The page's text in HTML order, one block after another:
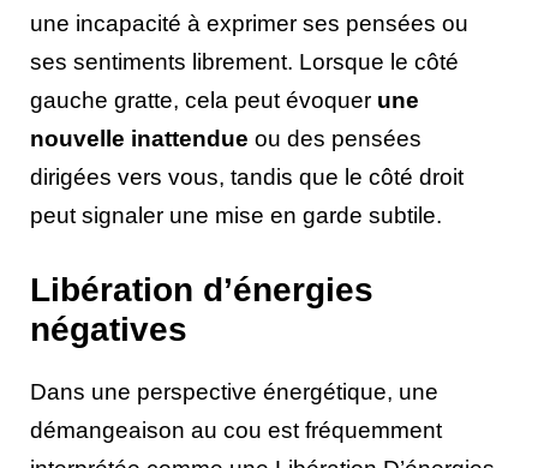
une incapacité à exprimer ses pensées ou
ses sentiments librement. Lorsque le côté
gauche gratte, cela peut évoquer une
nouvelle inattendue ou des pensées
dirigées vers vous, tandis que le côté droit
peut signaler une mise en garde subtile.
Libération d’énergies
négatives
Dans une perspective énergétique, une
démangeaison au cou est fréquemment